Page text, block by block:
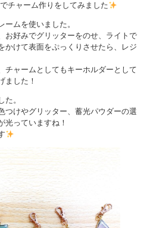
チャーム作りをしてみました
ムを使いました。
お好みでグリッターをのせ、ライトで
かけて表面をぷっくりさせたら、レジ
チャームとしてもキーホルダーとして
ました！
。
つけやグリッター、蓄光パウダーの選
光っていますね！